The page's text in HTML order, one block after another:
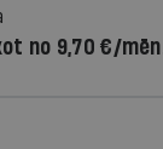
no 9,70 €/